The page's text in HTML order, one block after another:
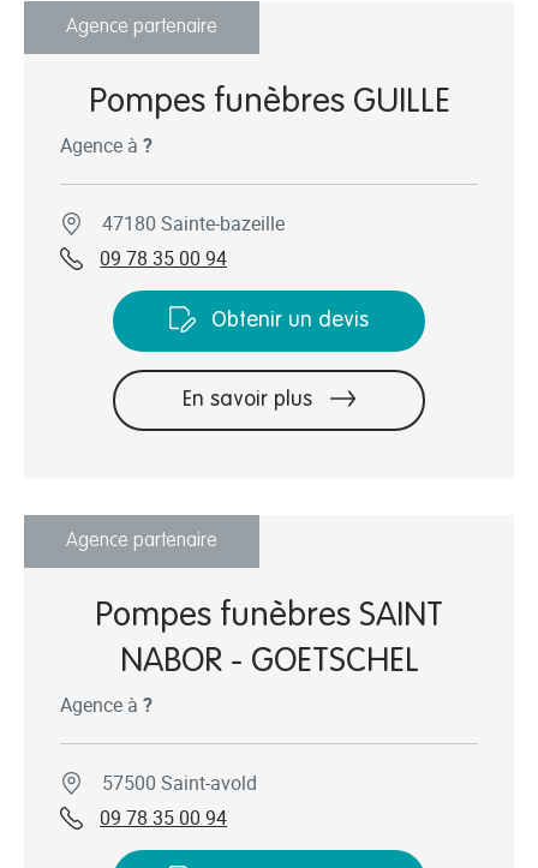
Agence partenaire
Pompes funèbres GUILLE
Agence à ?
47180 Sainte-bazeille
09 78 35 00 94
Obtenir un devis
En savoir plus
Agence partenaire
Pompes funèbres SAINT
NABOR - GOETSCHEL
Agence à ?
57500 Saint-avold
09 78 35 00 94